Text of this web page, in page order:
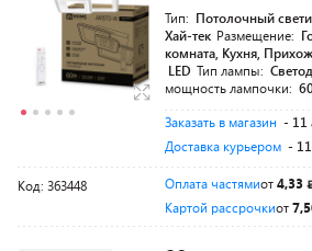
Тип: Потолочный
Хай-тек Размещение:
комната, Кухня,
LED Тип лампы:
мощность лампочки:
Заказать в магазин - 11
Доставка курьером - 11
Код: 363448 Оплата частямиот4,33
Картой рассрочкиот